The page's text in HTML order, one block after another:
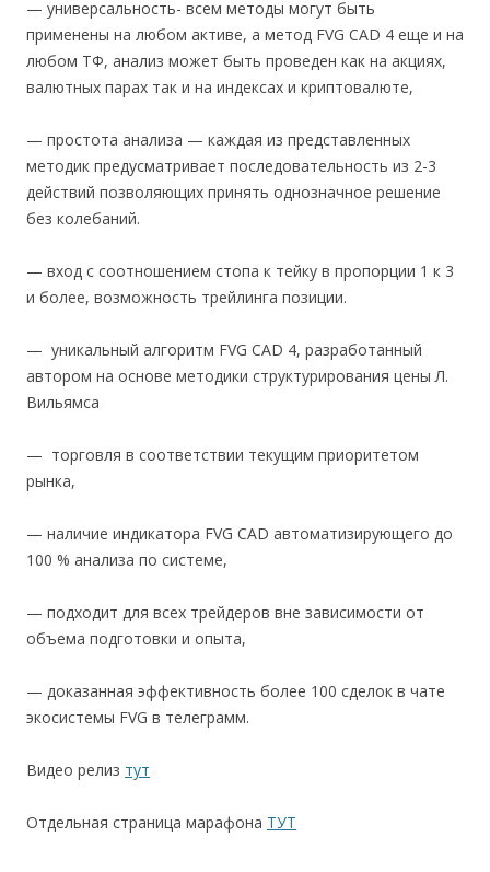
— универсальность- всем методы могут быть
применены на любом активе, а метод FVG CAD 4 еще и на
любом ТФ, анализ может быть проведен как на акциях,
валютных парах так и на индексах и криптовалюте,
— простота анализа — каждая из представленных
методик предусматривает последовательность из 2-3
действий позволяющих принять однозначное решение
без колебаний.
— вход с соотношением стопа к тейку в пропорции 1 к 3
и более, возможность трейлинга позиции.
— уникальный алгоритм FVG CAD 4, разработанный
автором на основе методики структурирования цены Л.
Вильямса
— торговля в соответствии текущим приоритетом
рынка,
— наличие индикатора FVG CAD автоматизирующего до
100 % анализа по системе,
— подходит для всех трейдеров вне зависимости от
объема подготовки и опыта,
— доказанная эффективность более 100 сделок в чате
экосистемы FVG в телеграмм.
Видео релиз тут
Отдельная страница марафона ТУТ